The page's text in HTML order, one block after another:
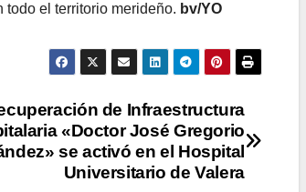
el territorio merideño. bv/YO
de Infraestructura
«Doctor José Gregorio
se activó en el Hospital
Universitario de Valera